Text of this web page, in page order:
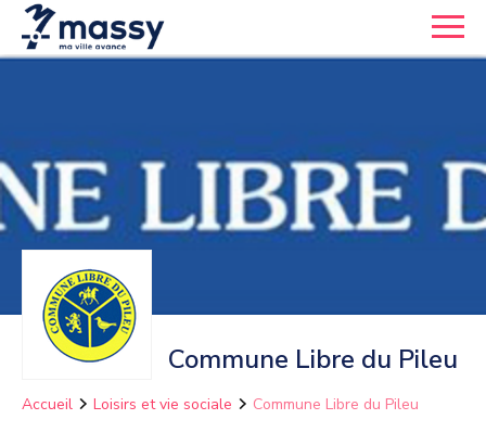
Commune Libre du Pileu
Accueil Loisirs et vie sociale Commune Libre du Pileu